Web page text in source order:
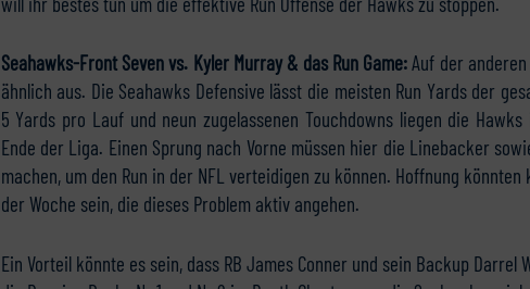
Seahawks-Front Seven vs. Kyler Murray & das Run Game:Auf der
ähnlich aus. Die Seahawks Defensive lässt die meisten Run Yards der
5 Yards pro Lauf und neun zugelassenen Touchdowns liegen die
Ende der Liga. Einen Sprung nach Vorne müssen hier die Linebacker
machen, um den Run in der NFL verteidigen zu können. Hoffnung
der Woche sein, die dieses Problem aktiv angehen.
Ein Vorteil könnte es sein, dass RB James Conner und sein Backup